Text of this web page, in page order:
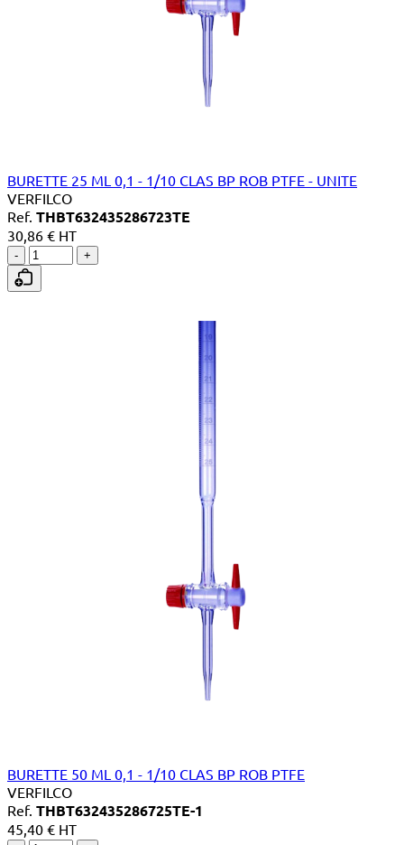
BURETTE 25 ML 0,1 - 1/10 CLAS BP ROB PTFE - UNITE
VERFILCO
Ref. THBT632435286723TE
30,86 € HT
- +
BURETTE 50 ML 0,1 - 1/10 CLAS BP ROB PTFE
VERFILCO
Ref. THBT632435286725TE-1
45,40 € HT